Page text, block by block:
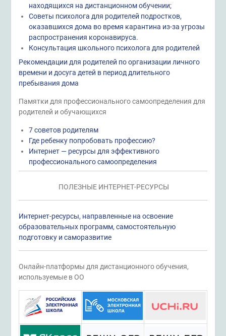
находящихся на дистанционном обучении;
Советы психолога для родителей подростков,
оказавшихся дома во время карантина из-за угрозы
распространения коронавируса.
Консультация школьного психолога для родителей
Рекомендации для родителей по организации личного
времени и досуга детей в период длительного
пребывания дома
Памятки для профессионального самоопределения для
родителей и обучающихся
7 советов родителям
Где ребенку попробовать профессию?
Интернет — ресурсы для эффективного
профессионального самоопределения
ПОЛЕЗНЫЕ ИНТЕРНЕТ-РЕСУРСЫ
Интернет-ресурсы, направленные на освоение
образовательных программ, самостоятельную
подготовку и саморазвитие
Онлайн-платформы для дистанционного обучения,
используемые в ОО